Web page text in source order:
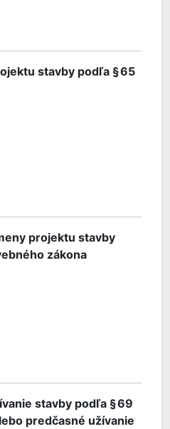
stavby podľa § 65
projektu stavby
zákona
stavby podľa § 69
predčasné užívanie